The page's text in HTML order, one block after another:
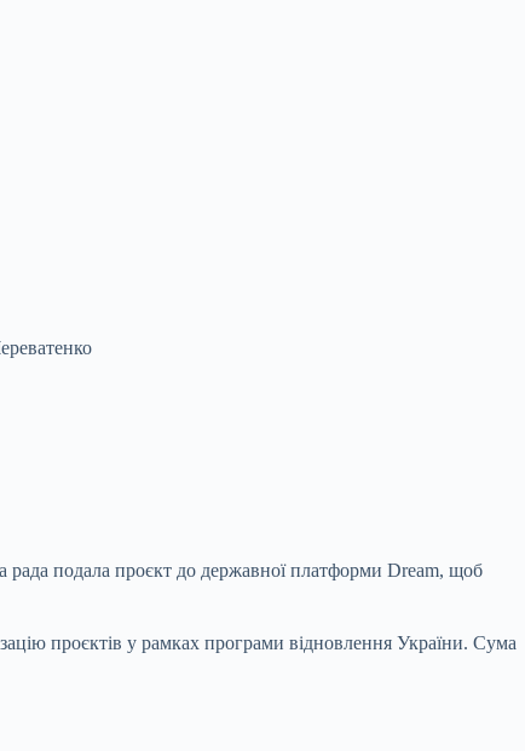
рада подала проєкт до державної платформи Dream, щоб
проєктів у рамках програми відновлення України. Сума